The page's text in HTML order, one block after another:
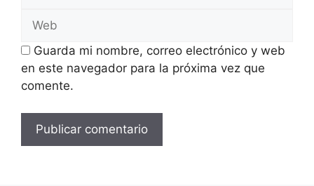
Web
Guarda mi nombre, correo electrónico y web
en este navegador para la próxima vez que
comente.